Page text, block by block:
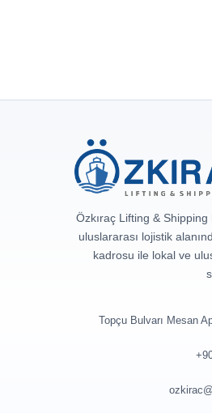
Özkıraç Lifting &
uluslararası lojistik
kadrosu ile lokal ve
Topçu Bulvarı Mesan